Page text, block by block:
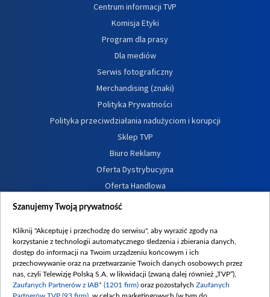
Centrum informacji TVP
Komisja Etyki
Program dla prasy
Dla mediów
Serwis fotograficzny
Merchandising (znaki)
Polityka Prywatności
Polityka przeciwdziałania nadużyciom i korupcji
Sklep TVP
Biuro Reklamy
Oferta Dystrybucyjna
Oferta Handlowa
Dostępność
Procedura zgłoszeń wewnętrznych
Szanujemy Twoją prywatność
Kliknij "Akceptuję i przechodzę do serwisu", aby wyrazić zgody na
korzystanie z technologii automatycznego śledzenia i zbierania danych,
dostęp do informacji na Twoim urządzeniu końcowym i ich
przechowywanie oraz na przetwarzanie Twoich danych osobowych przez
nas, czyli Telewizję Polską S.A. w likwidacji (zwaną dalej również „TVP”),
Zaufanych Partnerów z IAB* (1201 firm) oraz pozostałych Zaufanych